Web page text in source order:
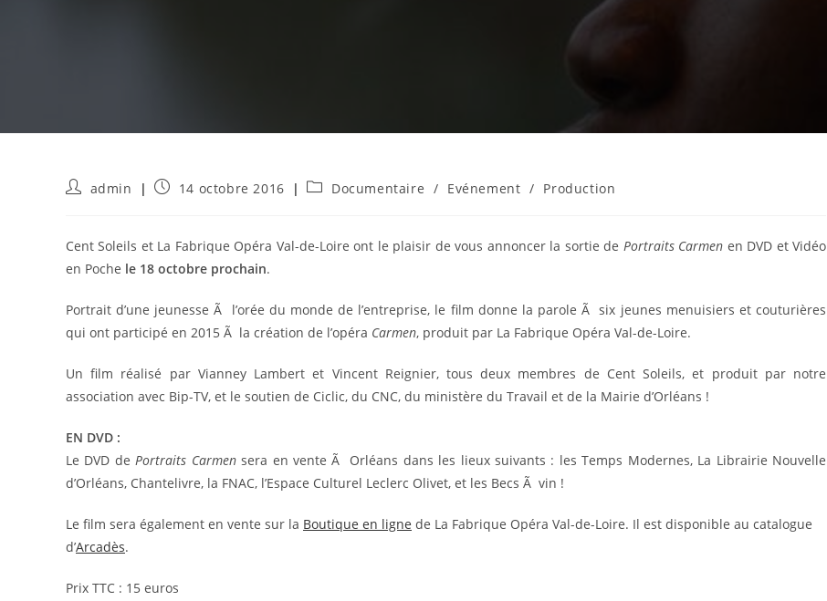
Auteur/autrice
publication :
admin
Publication
14 octobre 2016
PostDocumentaire / Evénement / Production
Cent Soleils et La Fabrique Opéra Val-de-Loire ont le plaisir de vous annoncer la sortie de Portraits Carmen en DVD et Vidéo
en Poche le 18 octobre prochain.
Portrait d’une jeunesse Ã l’orée du monde de l’entreprise, le film donne la parole Ã six jeunes menuisiers et couturières
qui ont participé en 2015 Ã la création de l’opéra Carmen, produit par La Fabrique Opéra Val-de-Loire.
Un film réalisé par Vianney Lambert et Vincent Reignier, tous deux membres de Cent Soleils, et produit par notre
association avec Bip-TV, et le soutien de Ciclic, du CNC, du ministère du Travail et de la Mairie d’Orléans !
EN DVD :
Le DVD dePortraits Carmensera en vente Ã Orléans dans les lieux suivants : les Temps Modernes, La Librairie Nouvelle
d’Orléans, Chantelivre, la FNAC, l’Espace Culturel Leclerc Olivet, et les Becs Ã vin !
Le film sera également en vente sur la Boutique en ligne de La Fabrique Opéra Val-de-Loire. Il est disponible au catalogue
d’Arcadès.
Prix TTC : 15 euros